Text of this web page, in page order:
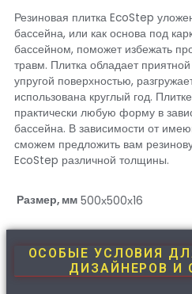
Резиновая плитка EcoStep
бассейна, или как основа под
бассейном, поможет избежать
травм. Плитка обладает
упругой поверхностью,
использована круглый год.
практически любую форму в
бассейна. В зависимости от
сможем предложить вам
EcoStep различной толщины.
Размер, мм 500х500х16
ОСОБЫЕ УСЛОВИЯ
ДИЗАЙНЕРОВ И